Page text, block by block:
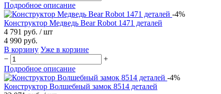
Подробное описание
-4%
Конструктор Медведь Bear Robot 1471 деталей
4 791 руб. / шт
4 990 руб.
В корзину Уже в корзине
−
+
Подробное описание
-4%
Конструктор Волшебный замок 8514 деталей